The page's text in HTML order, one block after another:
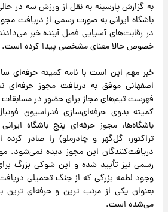
به گزارش پارسینه به نقل از ورزش سه در
باشگاه ایرانی به صورت رسمی از دریافت
در رقابت‌های آسیایی فصل آینده خبر
خصوص حالا معنای مشخصی پیدا کرده است.
خبر مهم این است با نامه کمیته حرفه‌ای
اصفهانی موفق به دریافت مجوز حرفه‌ای
فهرست تیم‌های مجاز برای حضور در مسابقات
کمیته بدوی حرفه‌ای‌سازی فدراسیون
باشگاه‌ها، مجوز حرفه‌ای پنج باشگاه
تراکتور، گل‌گهر و چادرملو) را صادر کرده
دریافت‌کنندگان این مجوز دیده نمی‌شود.
رسمی نیز تأیید شده و این شوکی بزرگ
وجود لطمه بزرگی که از جنگ تحمیلی دریافت
بعنوان یکی از مرتب ترین و حرفه‌ای ترین
می‌شده است.